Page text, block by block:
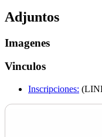
Adjuntos
Imagenes
Vinculos
Inscripciones: